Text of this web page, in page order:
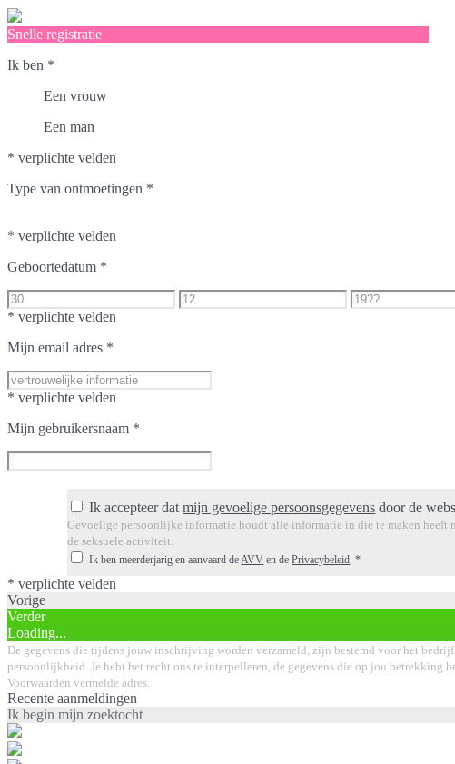
Snelle registratie
Ik ben *
Een vrouw
Een man
* verplichte velden
Type van ontmoetingen *
* verplichte velden
Geboortedatum *
* verplichte velden
Mijn email adres *
* verplichte velden
Mijn gebruikersnaam *
Ik accepteer datmijn gevoelige persoonsgegevens door de
Gevoelige persoonlijke informatie houdt alle informatie in die te maken
de seksuele activiteit.
Ik ben meerderjarig en aanvaard de AVV en dePrivacybeleid .*
* verplichte velden
Vorige
Verder
Loading...
De gegevens die tijdens jouw inschrijving worden verzameld, zijn bestemd voor het
persoonlijkheid. Je hebt het recht ons te interpelleren, de gegevens die op jou betrekking
Voorwaarden vermelde adres.
Recente aanmeldingen
Ik begin mijn zoektocht